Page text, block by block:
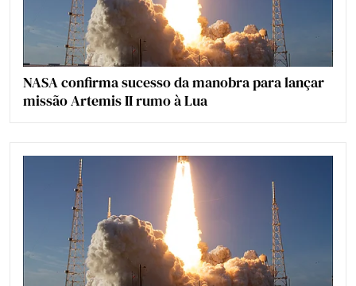
NASA confirma sucesso da manobra para lançar
missão Artemis II rumo à Lua